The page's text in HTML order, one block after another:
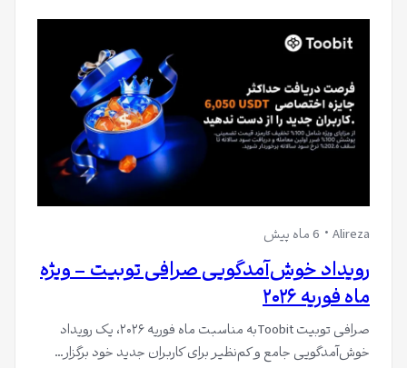
Alireza 6 ماه پیش
رویداد خوش‌آمدگویی صرافی توبیت – ویژه
ماه فوریه ۲۰۲۶
صرافی توبیت Toobitبه مناسبت ماه فوریه ۲۰۲۶، یک رویداد
خوش‌آمدگویی جامع و کم‌نظیر برای کاربران جدید خود برگزار…